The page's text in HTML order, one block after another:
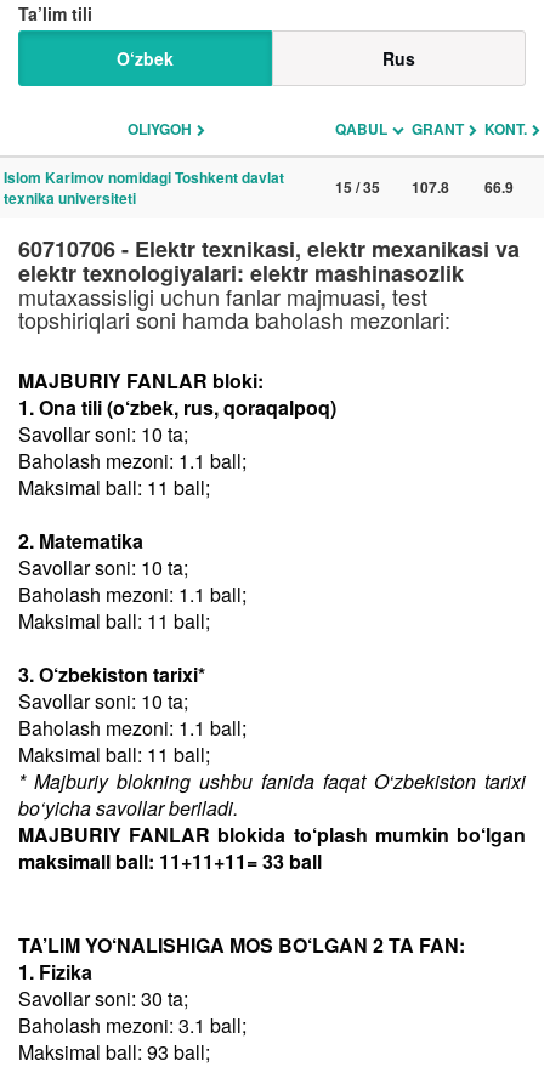
Ta’lim tili
O‘zbek
Rus
OLIYGOH QABUL GRANT KONT.
Islom Karimov nomidagi Toshkent davlat
texnika universiteti
15 / 35 107.8 66.9
60710706 - Elektr texnikasi, elektr mexanikasi va
elektr texnologiyalari: elektr mashinasozlik
mutaxassisligi uchun fanlar majmuasi, test
topshiriqlari soni hamda baholash mezonlari:
MAJBURIY FANLAR bloki:
1. Ona tili (o‘zbek, rus, qoraqalpoq)
Savollar soni: 10 ta;
Baholash mezoni: 1.1 ball;
Maksimal ball: 11 ball;
2. Matematika
Savollar soni: 10 ta;
Baholash mezoni: 1.1 ball;
Maksimal ball: 11 ball;
3. O‘zbekiston tarixi*
Savollar soni: 10 ta;
Baholash mezoni: 1.1 ball;
Maksimal ball: 11 ball;
* Majburiy blokning ushbu fanida faqat O‘zbekiston tarixi
bo‘yicha savollar beriladi.
MAJBURIY FANLAR blokida to‘plash mumkin bo‘lgan
maksimall ball: 11+11+11= 33 ball
TA’LIM YO‘NALISHIGA MOS BO‘LGAN 2 TA FAN:
1. Fizika
Savollar soni: 30 ta;
Baholash mezoni: 3.1 ball;
Maksimal ball: 93 ball;